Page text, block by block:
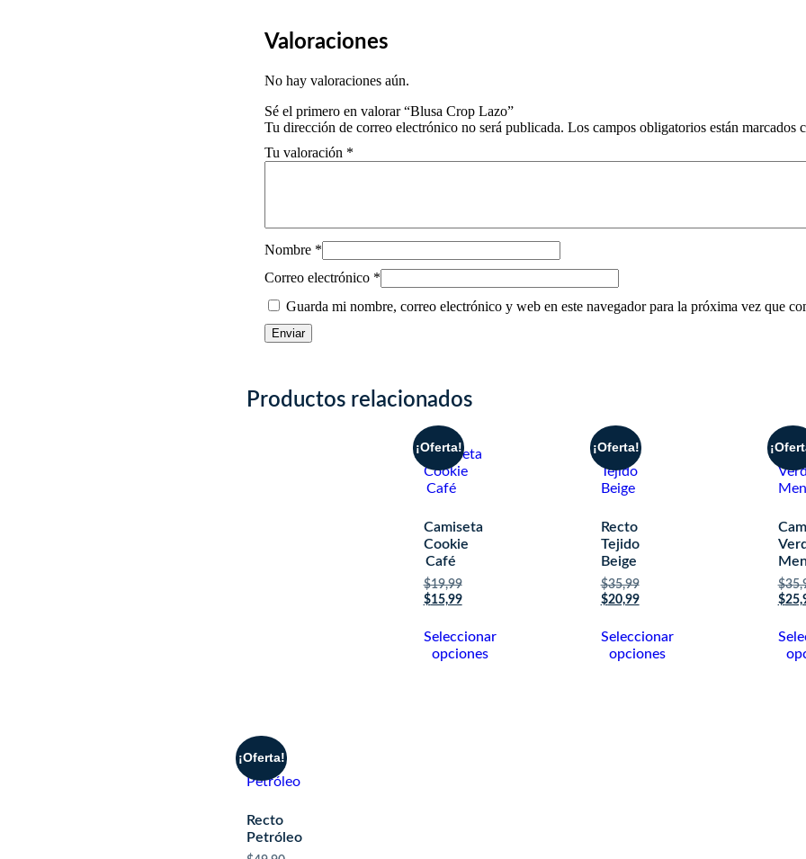
Valoraciones
No hay valoraciones aún.
Sé el primero en valorar “Blusa Crop Lazo”
Tu dirección de correo electrónico no será publicada. Los campos obligatorios están marcados
Tu valoración *
Nombre *
Correo electrónico *
Guarda mi nombre, correo electrónico y web en este navegador para la próxima vez que
Productos relacionados
¡Oferta!
Camiseta
Cookie
Café
$19,99
$15,99
Seleccionar
opciones
¡Oferta!
Recto
Tejido
Beige
$35,99
$20,99
Seleccionar
opciones
$
$
¡Oferta!
Recto
Petróleo